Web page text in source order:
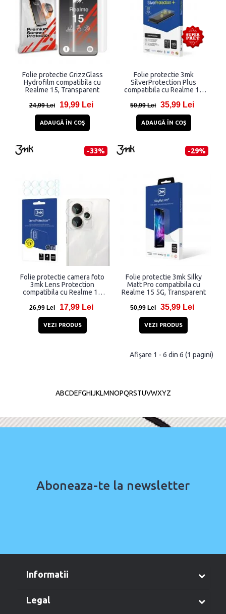
Folie protectie GrizzGlass
Hydrofilm compatibila cu
Realme 15, Transparent
24,99 Lei 19,99 Lei
ADAUGĂ ÎN COŞ
Folie protectie 3mk
SilverProtection Plus
compatibila cu Realme 15
50,99 Lei 35,99 Lei
ADAUGĂ ÎN COŞ
-33%
Folie protectie camera foto
3mk Lens Protection
compatibila cu Realme 15
26,99 Lei 17,99 Lei
VEZI PRODUS
-29%
Folie protectie 3mk Silky
Matt Pro compatibila cu
Realme 15 5G, Transparent
50,99 Lei 35,99 Lei
VEZI PRODUS
Afişare 1 - 6 din 6 (1 pagini)
ABCDEFGHIJKLMNOPQRSTUVWXYZ
Aboneaza-te la newsletter
informatii
legal